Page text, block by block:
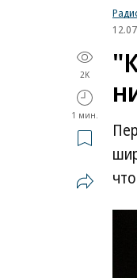
2K
1 мин.